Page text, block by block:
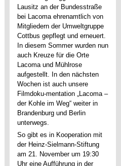
Lausitz an der Bundesstraße
bei Lacoma ehrenamtlich von
Mitgliedern der Umweltgruppe
Cottbus gepflegt und erneuert.
In diesem Sommer wurden nun
auch Kreuze für die Orte
Lacoma und Mühlrose
aufgestellt. In den nächsten
Wochen ist auch unsere
Filmdoku-mentation „Lacoma –
der Kohle im Weg“ weiter in
Brandenburg und Berlin
unterwegs.
So gibt es in Kooperation mit
der Heinz-Sielmann-Stiftung
am 21. November um 19:30
Uhr eine Aufführung in der